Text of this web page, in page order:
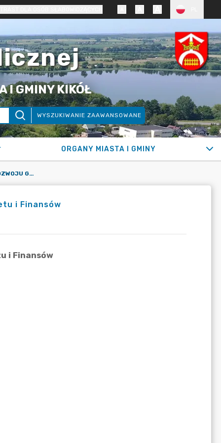
I GMINY KIKÓŁ
WYSZUKIWANIE ZAAWANSOWANE
ORGANY MIASTA I GMINY
SKŁAD KOMISJI ROLNICTWA, ROZWOJU GOSPODARCZEGO, BUDŻETU I FINANSÓW
i Finansów